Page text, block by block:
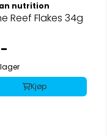
nutrition
Reef Flakes 34g
Kjøp